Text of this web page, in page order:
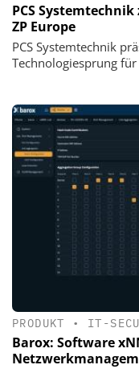
PCS
ZP Europe
PCS Systemtechnik
Technologiesprung
PRODUKT • IT-
Barox: Software